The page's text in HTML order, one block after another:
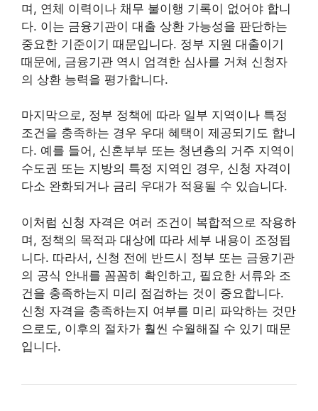
며, 연체 이력이나 채무 불이행 기록이 없어야 합니
다. 이는 금융기관이 대출 상환 가능성을 판단하는
중요한 기준이기 때문입니다. 정부 지원 대출이기
때문에, 금융기관 역시 엄격한 심사를 거쳐 신청자
의 상환 능력을 평가합니다.
마지막으로, 정부 정책에 따라 일부 지역이나 특정
조건을 충족하는 경우 우대 혜택이 제공되기도 합니
다. 예를 들어, 신혼부부 또는 청년층의 거주 지역이
수도권 또는 지방의 특정 지역인 경우, 신청 자격이
다소 완화되거나 금리 우대가 적용될 수 있습니다.
이처럼 신청 자격은 여러 조건이 복합적으로 작용하
며, 정책의 목적과 대상에 따라 세부 내용이 조정됩
니다. 따라서, 신청 전에 반드시 정부 또는 금융기관
의 공식 안내를 꼼꼼히 확인하고, 필요한 서류와 조
건을 충족하는지 미리 점검하는 것이 중요합니다.
신청 자격을 충족하는지 여부를 미리 파악하는 것만
으로도, 이후의 절차가 훨씬 수월해질 수 있기 때문
입니다.